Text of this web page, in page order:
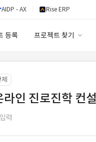
AIDP - AX Rise ERP
등록 프로젝트 찾기
인 진로진학 컨
력